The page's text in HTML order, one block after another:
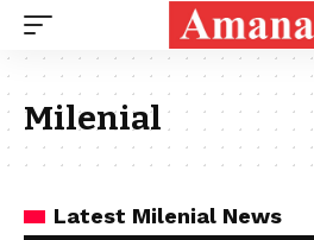
Milenial
Latest Milenial News